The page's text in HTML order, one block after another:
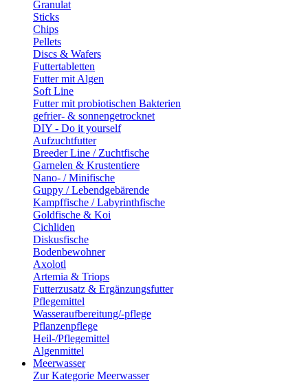
Granulat
Sticks
Chips
Pellets
Discs & Wafers
Futtertabletten
Futter mit Algen
Soft Line
Futter mit probiotischen Bakterien
gefrier- & sonnengetrocknet
DIY - Do it yourself
Aufzuchtfutter
Breeder Line / Zuchtfische
Garnelen & Krustentiere
Nano- / Minifische
Guppy / Lebendgebärende
Kampffische / Labyrinthfische
Goldfische & Koi
Cichliden
Diskusfische
Bodenbewohner
Axolotl
Artemia & Triops
Futterzusatz & Ergänzungsfutter
Pflegemittel
Wasseraufbereitung/-pflege
Pflanzenpflege
Heil-/Pflegemittel
Algenmittel
Meerwasser
Zur Kategorie Meerwasser